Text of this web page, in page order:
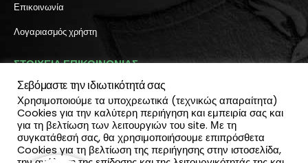
Επικοινωνία
Λογαριασμός χρήστη
ΣΤΟΙΧΕΙΑ ΕΠΙΚΟΙΝΩΝΙΑΣ
Διεύθυνση:
Πύλη Ιησού 6, Ηράκλειο Κρήτης
ΤΗΛΕΦΩΝΟ:
2810 300 657, 2810 390 668
(Viber & Watsapp): 6940812064
EMAIL:
Σεβόμαστε την ιδιωτικότητά σας
Χρησιμοποιούμε τα υποχρεωτικά (τεχνικώς απαραίτητα)
Cookies για την καλύτερη περιήγηση και εμπειρία σας και
για τη βελτίωση των λειτουργιών του site. Με τη
συγκατάθεσή σας, θα χρησιμοποιήσουμε επιπρόσθετα
Cookies για τη βελτίωση της περιήγησης στην ιστοσελίδα,